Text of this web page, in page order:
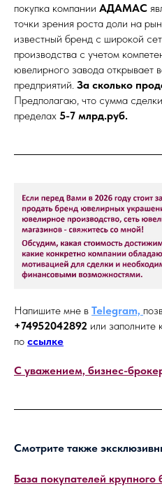
покупка компании АДАМАС
точки зрения роста доли на
известный бренд с широкой
производства с учетом
ювелирного завода открывает
предприятий. За сколько
Предполагаю, что сумма
пределах 5-7 млрд.руб.
Напишите мне в Telegram,
+74952042892 или заполните
по ссылке
С уважением, бизнес-
Смотрите также
База покупателей крупного